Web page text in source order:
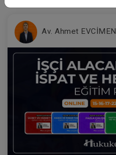
Av. Ahmet EVCİMEN